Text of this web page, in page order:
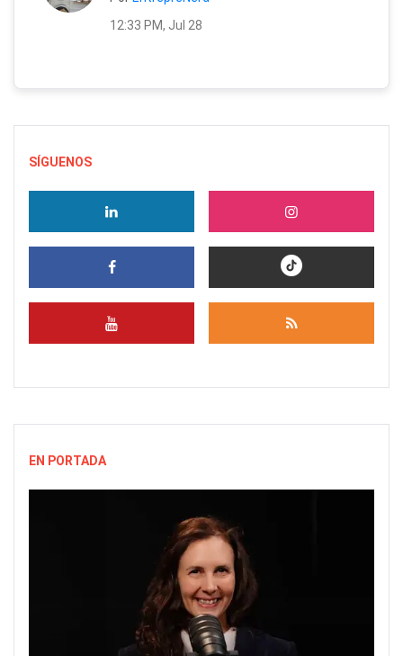
12:33 PM, Jul 28
SÍGUENOS
EN PORTADA